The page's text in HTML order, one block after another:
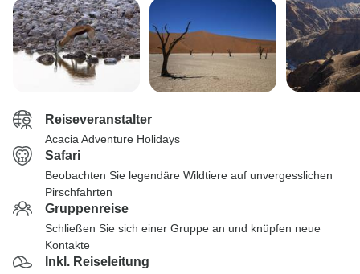
Reiseveranstalter
Acacia Adventure Holidays
Safari
Beobachten Sie legendäre Wildtiere auf unvergesslichen
Pirschfahrten
Gruppenreise
Schließen Sie sich einer Gruppe an und knüpfen neue
Kontakte
Inkl. Reiseleitung